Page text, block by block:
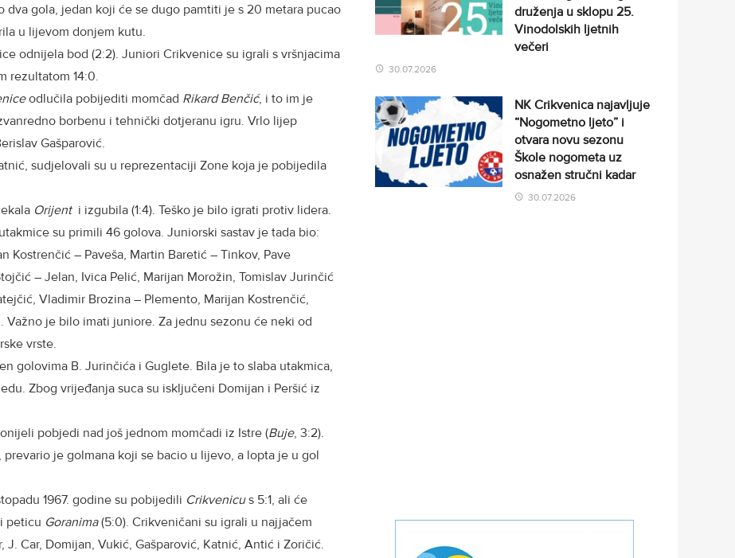
dva gola, jedan koji će se dugo pamtiti je s 20 metara pucao
u lijevom donjem kutu.
odnijela bod (2:2). Juniori Crikvenice su igrali s vršnjacima
rezultatom 14:0.
odlučila pobijediti momčad Rikard Benčić, i to im je
borbenu i tehnički dotjeranu igru. Vrlo lijep
Gašparović.
sudjelovali su u reprezentaciji Zone koja je pobijedila
Orijenti izgubila (1:4). Teško je bilo igrati protiv lidera.
su primili 46 golova. Juniorski sastav je tada bio:
Kostrenčić – Paveša, Martin Baretić – Tinkov, Pave
– Jelan, Ivica Pelić, Marijan Morožin, Tomislav Jurinčić
Vladimir Brozina – Plemento, Marijan Kostrenčić,
Važno je bilo imati juniore. Za jednu sezonu će neki od
vrste.
golovima B. Jurinčića i Guglete. Bila je to slaba utakmica,
Zbog vrijeđanja suca su isključeni Domijan i Peršić iz
pobjedi nad još jednom momčadi iz Istre (Buje, 3:2).
je golmana koji se bacio u lijevo, a lopta je u gol
1967. godine su pobijedili Crikvenicus 5:1, ali će
peticu Goranima(5:0). Crikveničani su igrali u najjačem
J. Car, Domijan, Vukić, Gašparović, Katnić, Antić i Zoričić.
druženja u sklopu 25.
Vinodolskih ljetnih
večeri
30.07.2026
NK Crikvenica najavljuje
“Nogometno ljeto” i
otvara novu sezonu
Škole nogometa uz
osnažen stručni kadar
30.07.2026